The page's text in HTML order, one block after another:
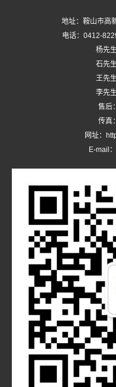
地址：鞍山市高
电话：0412-
杨先
石先
王先
李先
售后
传真
网址：
E-mail